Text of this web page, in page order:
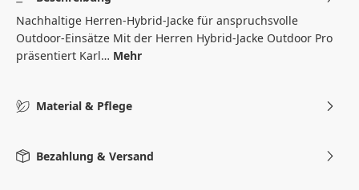
Nachhaltige Herren-Hybrid-Jacke für anspruchsvolle
Outdoor-Einsätze Mit der Herren Hybrid-Jacke Outdoor Pro
präsentiert Karl… Mehr
Material & Pflege
Bezahlung & Versand